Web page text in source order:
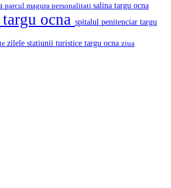
parcul magura personalitati salina targu ocna
ocna spitalul penitenciar targu
zilele statiunii turistice targu ocna ziua